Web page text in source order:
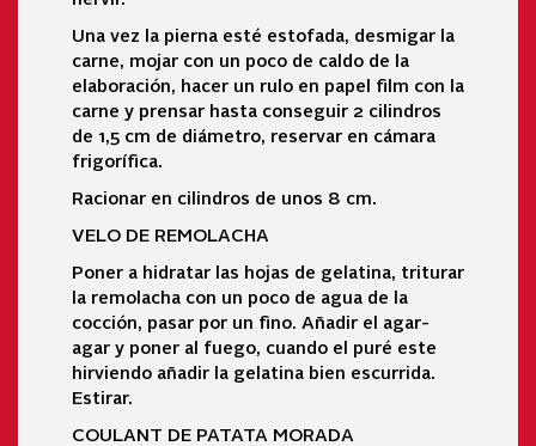
Una vez la pierna esté estofada, desmigar la
carne, mojar con un poco de caldo de la
elaboración, hacer un rulo en papel film con la
carne y prensar hasta conseguir 2 cilindros
de 1,5 cm de diámetro, reservar en cámara
frigorífica.
Racionar en cilindros de unos 8 cm.
VELO DE REMOLACHA
Poner a hidratar las hojas de gelatina, triturar
la remolacha con un poco de agua de la
cocción, pasar por un fino. Añadir el agar-
agar y poner al fuego, cuando el puré este
hirviendo añadir la gelatina bien escurrida.
Estirar.
COULANT DE PATATA MORADA